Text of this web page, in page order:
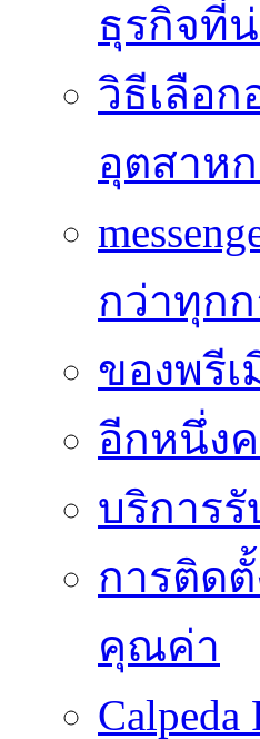
ธุรกิจที่
วิธีเลือ
อุตสาห
กว่าทุก
ของพรี
อีกหนึ่ง
บริการ
การติด
คุณค่า